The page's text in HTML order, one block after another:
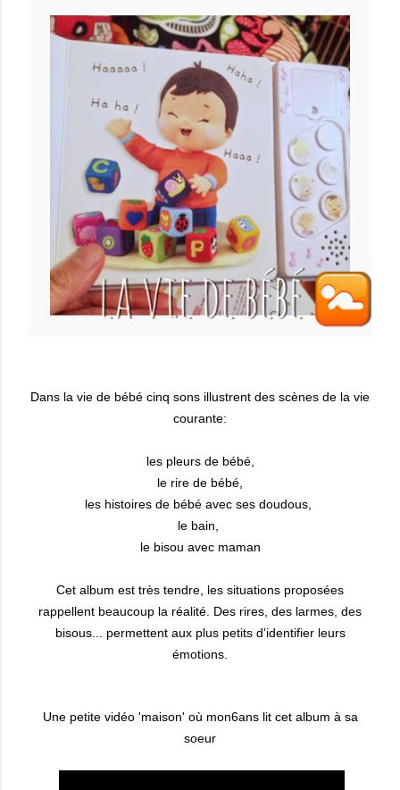
Dans la vie de bébé cinq sons illustrent des scènes de la vie
courante:
les pleurs de bébé,
le rire de bébé,
les histoires de bébé avec ses doudous,
le bain,
le bisou avec maman
Cet album est très tendre, les situations proposées
rappellent beaucoup la réalité. Des rires, des larmes, des
bisous... permettent aux plus petits d'identifier leurs
émotions.
Une petite vidéo 'maison' où mon6ans lit cet album à sa
soeur